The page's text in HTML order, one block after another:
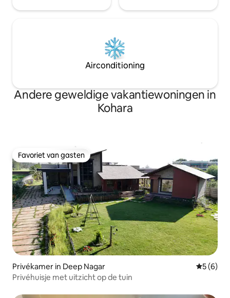
Airconditioning
Andere geweldige vakantiewoningen in
Kohara
Favoriet van gasten
Favoriet van gasten
Privékamer in Deep Nagar
5 (6)
Privéhuisje met uitzicht op de tuin